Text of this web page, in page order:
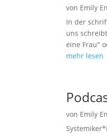
von Emily
In der
uns
eine Frau"
mehr lesen
von Emily